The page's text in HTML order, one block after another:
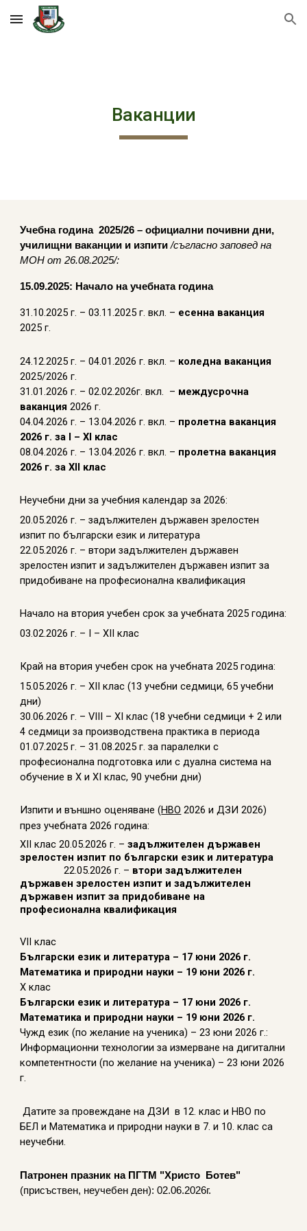
Skip to main content Skip to navigation
Ваканции
Учебна година 2025/26 – официални почивни дни,
училищни ваканции и изпити/съгласно заповед на
МОН от 26.08.2025/:
15.09.2025: Начало на учебната година
31.10.2025 г. – 03.11.2025 г. вкл. – есенна ваканция
2025 г.
24.12.2025 г. – 04.01.2026 г. вкл. – коледна ваканция
2025/2026 г.
31.01.2026 г. – 02.02.2026г. вкл. – междусрочна
ваканция 2026 г.
04.04.2026 г. – 13.04.2026 г. вкл. – пролетна ваканция
2026 г. за I – XI клас
08.04.2026 г. – 13.04.2026 г. вкл. – пролетна ваканция
2026 г. за XII клас
Неучебни дни за учебния календар за 2026:
20.05.2026 г. – задължителен държавен зрелостен
изпит по български език и литература
22.05.2026 г. – втори задължителен държавен
зрелостен изпит и задължителен държавен изпит за
придобиване на професионална квалификация
Начало на втория учебен срок за учебната 2025 година:
03.02.2026 г. – I – ХIІ клас
Край на втория учебен срок на учебната 2025 година:
15.05.2026 г. – ХІІ клас (13 учебни седмици, 65 учебни
дни)
30.06.2026 г. – VIII – ХІ клас (18 учебни седмици + 2 или
4 седмици за производствена практика в периода
01.07.2025 г. – 31.08.2025 г. за паралелки с
професионална подготовка или с дуална система на
обучение в Х и XI клас, 90 учебни дни)
Изпити и външно оценяване (НВО 2026 и ДЗИ 2026)
през учебната 2026 година:
XII клас 20.05.2026 г. –задължителен държавен
зрелостен изпит по български език и литература
22.05.2026 г. – втори задължителен
държавен зрелостен изпит и задължителен
държавен изпит за придобиване на
професионална квалификация
VІІ клас
Български език и литература – 17 юни 2026 г.
Математика и природни науки – 19 юни 2026 г.
Х клас
Български език и литература – 17 юни 2026 г.
Математика и природни науки – 19 юни 2026 г.
Чужд език (по желание на ученика) – 23 юни 2026 г.:
Информационни технологии за измерване на дигитални
компетентности (по желание на ученика) – 23 юни 2026
г.
Датите за провеждане на ДЗИ в 12. клас и НВО по
БЕЛ и Математика и природни науки в 7. и 10. клас са
неучебни.
Патронен празник на ПГТМ "Христо Ботев"
(присъствен, неучебен ден): 02.06.2026г.